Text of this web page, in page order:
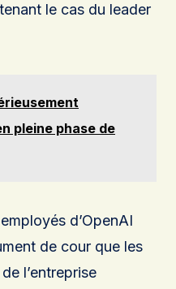
le cas du leader
pleine phase de
d’OpenAI
de cour que les
l’entreprise